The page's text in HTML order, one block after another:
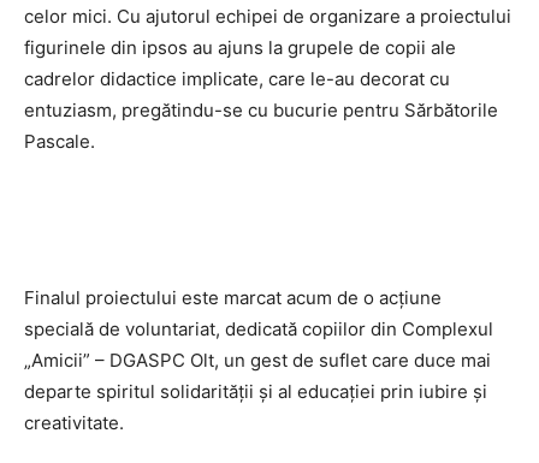
celor mici. Cu ajutorul echipei de organizare a proiectului
figurinele din ipsos au ajuns la grupele de copii ale
cadrelor didactice implicate, care le-au decorat cu
entuziasm, pregătindu-se cu bucurie pentru Sărbătorile
Pascale.
Finalul proiectului este marcat acum de o acțiune
specială de voluntariat, dedicată copiilor din Complexul
„Amicii” – DGASPC Olt, un gest de suflet care duce mai
departe spiritul solidarității și al educației prin iubire și
creativitate.